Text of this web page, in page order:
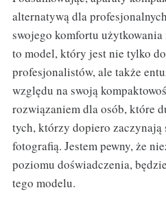
alternatywą dla
swojego komfortu
to model, który jest nie tylko
profesjonalistów, ale także
względu na swoją
rozwiązaniem dla osób, które
tych, którzy dopiero zaczynają
fotografią. Jestem pewny, że
poziomu doświadczenia,
tego modelu.